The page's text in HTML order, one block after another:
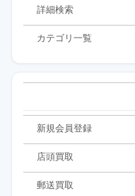
詳細検索
カテゴリ一覧
新規会員登録
店頭買取
郵送買取